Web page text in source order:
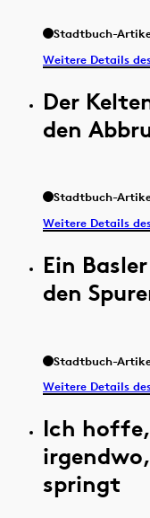
Stadtbuch-
Weitere Details
Der
den
Stadtbuch-
Weitere Details
Ein
den
Stadtbuch-
Weitere Details
Ich hoffe,
springt